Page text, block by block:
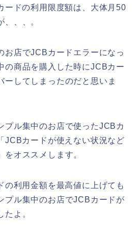
ードの利用限度額は、大体月50
、、。
お店でJCBカードエラーになっ
の商品を購入した時にJCBカー
ーしてしまったのだと思いま
プル集中のお店で使ったJCBカ
JCBカードが使えない状況など
をオススメします。
の利用金額を最高値に上げても
プル集中のお店でJCBカードが
よ。